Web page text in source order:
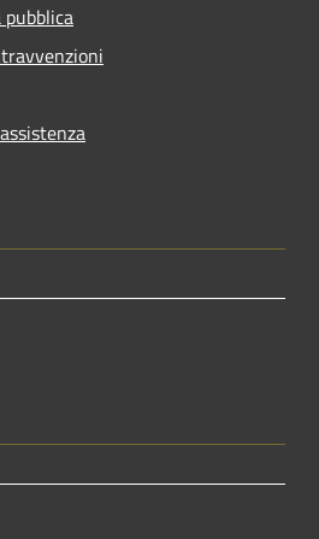
pubblica